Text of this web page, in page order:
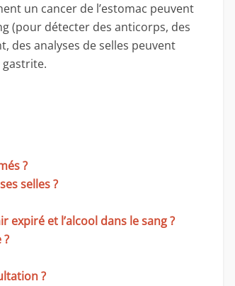
un cancer de l’estomac peuvent
(pour détecter des anticorps, des
des analyses de selles peuvent
?
selles ?
expiré et l’alcool dans le sang ?
?
?